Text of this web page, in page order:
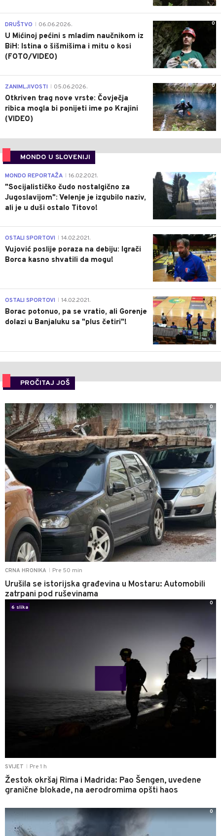
0
DRUŠTVO 06.06.2026.
U Mićinoj pećini s mladim naučnikom iz
BiH: Istina o šišmišima i mitu o kosi
(FOTO/VIDEO)
0
ZANIMLJIVOSTI 05.06.2026.
Otkriven trag nove vrste: Čovječja
ribica mogla bi ponijeti ime po Krajini
(VIDEO)
MONDO U SLOVENIJI
4
MONDO REPORTAŽA 16.02.2021.
"Socijalističko čudo nostalgično za
Jugoslavijom": Velenje je izgubilo naziv,
ali je u duši ostalo Titovo!
1
OSTALI SPORTOVI 14.02.2021.
Vujović poslije poraza na debiju: Igrači
Borca kasno shvatili da mogu!
3
OSTALI SPORTOVI 14.02.2021.
Borac potonuo, pa se vratio, ali Gorenje
dolazi u Banjaluku sa "plus četiri"!
PROČITAJ JOŠ
CRNA HRONIKA Pre 50 min
Urušila se istorijska građevina u Mostaru: Automobili
zatrpani pod ruševinama
0
SVIJET Pre 1 h
Žestok okršaj Rima i Madrida: Pao Šengen, uvedene
granične blokade, na aerodromima opšti haos
6 slika
0
0